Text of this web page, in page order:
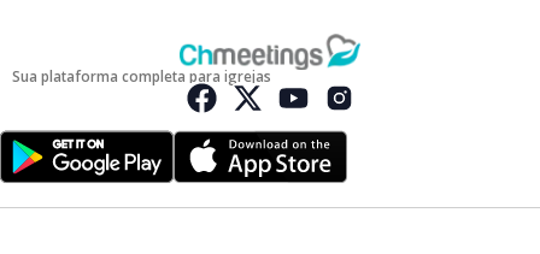
Sua plataforma completa para igrejas